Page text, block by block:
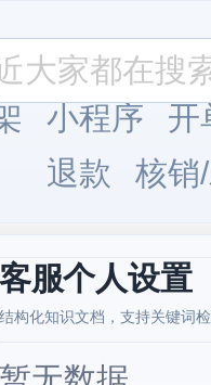
小程序
开
退款
核销
客服个人设置
结构化知识文档，支持关键词